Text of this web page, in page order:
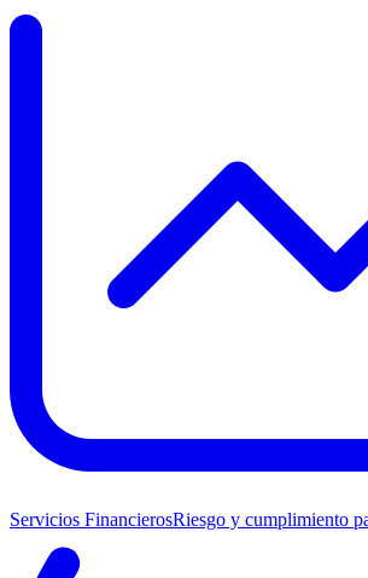
Servicios FinancierosRiesgo y cumplimiento